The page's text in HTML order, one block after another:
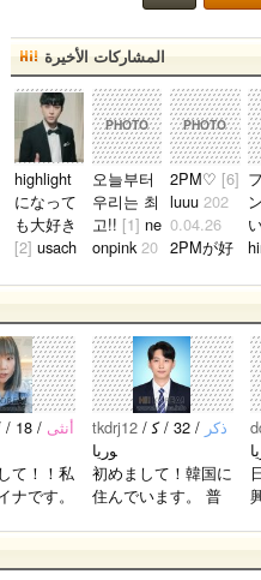
韓国人の男で
2021.10.24
المشاركات الأخيرة
highlight
になって
も大好き
[2] usach
2.02
なったの
が、遅か
ったから
いろんな
情報が欲
す。 highl
ightにな
ちは変わ
PHOTO
오늘부터
우리는 최
고!! [1] ne
onpink20
김소정 정
비 최유나
황은비 김
예원 여!!
자!!친!!
구!!..
PHOTO
2PM♡ [6]
luuu 202
0.04.26
2PMが好
人です。
きな人仲
良くして
くださ
い。..
4
‏‏أنثى
/ 18 /
て！！私
ナです。
達を作り
tkdrj12 / ‏‏ذكر
/ 32 / ك
وريا
初めまして！韓国に
住んでいます。 ​普
間がある時は釣りに